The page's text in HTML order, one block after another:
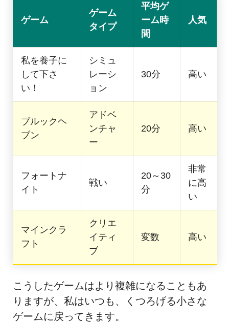
ゲーム
ゲーム
タイプ
平均ゲ
ーム時
間
人気
私を養子に
して下さ
い！
シミュ
レーシ
ョン
30分 高い
ブルックヘ
ブン
アドベ
ンチャ
ー
20分 高い
フォートナ
イト
戦い
20～30
分
非常
に高
い
マインクラ
フト
クリエ
イティ
ブ
変数 高い
こうしたゲームはより複雑になることもあ
りますが、私はいつも、くつろげる小さな
ゲームに戻ってきます。